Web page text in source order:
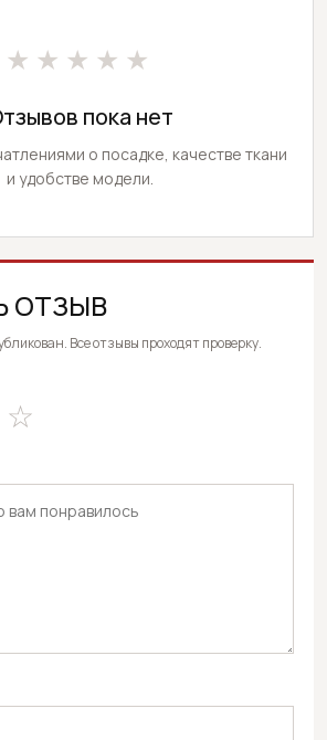
★★★★★
пока нет
о посадке, качестве ткани
и удобстве модели.
ОТЗЫВ
Все отзывы проходят проверку.